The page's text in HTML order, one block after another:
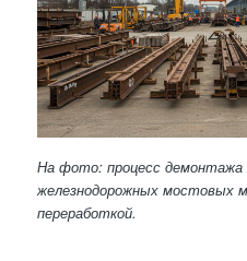
На фото: процесс демонтажа
железнодорожных мостовых
переработкой.